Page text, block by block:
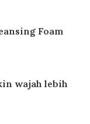
Foam
wajah lebih